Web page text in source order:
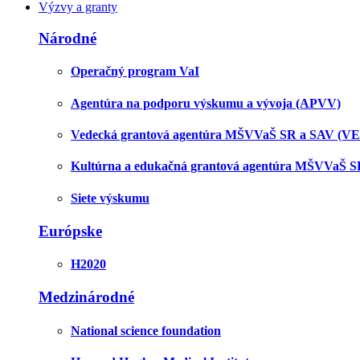
Výzvy a granty
Národné
Operačný program VaI
Agentúra na podporu výskumu a vývoja (APVV)
Vedecká grantová agentúra MŠVVaŠ SR a SAV
Kultúrna a edukačná grantová agentúra MŠVVaŠ
Siete výskumu
Európske
H2020
Medzinárodné
National science foundation